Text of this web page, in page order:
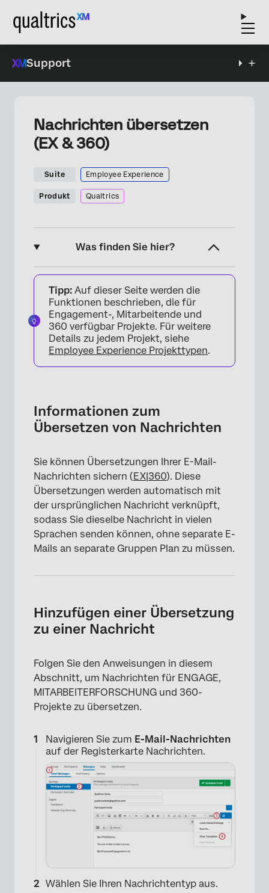
Support
Nachrichten übersetzen
(EX & 360)
Suite Employee Experience
Produkt Qualtrics
Was finden Sie hier?
Informationen zum Übersetzen von
Nachrichten
Hinzufügen einer Übersetzung zu einer
Nachricht
Zusätzliche Optionen
Tipp: Auf dieser Seite werden die
Funktionen beschrieben, die für
Engagement-, Mitarbeitende und
360 verfügbar Projekte. Für weitere
Details zu jedem Projekt, siehe
Employee Experience Projekttypen.
Informationen zum
Übersetzen von Nachrichten
Sie können Übersetzungen Ihrer E-Mail-
Nachrichten sichern (EX|360). Diese
Übersetzungen werden automatisch mit
der ursprünglichen Nachricht verknüpft,
sodass Sie dieselbe Nachricht in vielen
Sprachen senden können, ohne separate E-
Mails an separate Gruppen Plan zu müssen.
Hinzufügen einer Übersetzung
zu einer Nachricht
Folgen Sie den Anweisungen in diesem
Abschnitt, um Nachrichten für ENGAGE,
MITARBEITERFORSCHUNG und 360-
Projekte zu übersetzen.
Navigieren Sie zum E-Mail-Nachrichten
auf der Registerkarte Nachrichten.
Wählen Sie Ihren Nachrichtentyp aus.